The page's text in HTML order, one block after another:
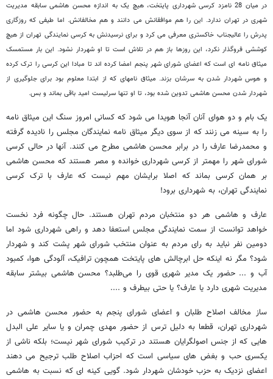
در میان 28 نامزد کرسی شهرداری پایتخت، هیچ یک به اندازه محسن هاشمی سابقه مدیریت
شهری در تهران ندارد. این را هم موافقانش می دانند و هم مخالفانش. اما طیفی که روزگاری
پدرش را عالیجناب خاکستری معرفی می کرد و برای نرسیدنش به کرسی نمایندگی تهران از هیچ
کوششی فروگذار نکرد، این روزها باز هم در تلاش است تا او شهردار نشود. این بار مستمسک
میثاق نامه ای است که اعضای شورای شهر پنجم امضا کرده اند تا مبادا این کرسی را ترک کرده
و هوس شهردار شدن به سرشان بزند. میثاق نامه‎ای که از ابتدا معلوم بود برای جلوگیری از
شهردار شدن محسن هاشمی تدوین شده بود، تا او تنها سرلیست امید باقی بماند و بس.
یک بام و دو هوای آنان آنجا هویدا می شود که کسانی امروز سنگ این میثاق نامه
را به سینه می زنند که از سوی دیگر میثاق نامه نمایندگان مجلس را نادیده گرفته
و محمدرضا عارف را در برابر محسن هاشمی مطرح می کنند. آنها در حالی کرسی
شورای شهر را مهمتر از کرسی شهرداری خوانده و مصر هستند که محسن هاشمی
بر همان کرسی بماند که اصلا برایشان مهم نیست که عارف با ترک کرسی
نمایندگی تهران، به شهرداری برود!
عارف و هاشمی هر دو منتخبان مردم تهران هستند. حال چگونه فرد نخست
خواهد توانست از سمت نمایندگی مجلس استعفا دهد و راهی شهرداری شود اما
دومین نفر نباید به رای مردم به عنوان منتخب شورای شهر پشت کند و شهردار
شود؟ مگر نه اینکه حل ابرچالش های پایتخت همچون ترافیک، آلودگی هوا، کمبود
آب و ... حضور یک مدیر شهری قوی را می‌طلبد؟ محسن هاشمی بیشتر سابقه
مدیریت شهری دارد یا عارف؟ یا حتی بیطرف و ....
ساز مخالف اصلاح طلبان و اعضای شورای پنجم به حضور محسن هاشمی در
شهرداری تهران، قطعا به دلیل ترس از حضور مهدی چمران و یا سایر علی البدل
هایی که از جنس اصولگرایان هستند در ترکیب شورای شهر نیست؛ بلکه ناشی از
یکسری حب و بغض های سیاسی است که احزاب اصلاح طلب ترجیح می دهند
اعضای نزدیک به حزب خودشان شهردار شود. گویی کینه ای که نسبت به هاشمی